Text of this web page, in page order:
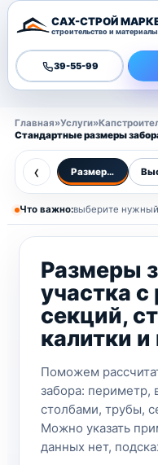
САХ-СТРОЙ
строительство и материалы
39-55-99
Главная»Услуги»
Стандартные размеры
‹ Размеры забора
Что важно:выберите
Размеры
участка
секций,
калитки
Поможем
забора: периметр,
столбами, трубы,
Можно указать
данных нет,